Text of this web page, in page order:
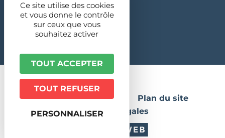
© 2026 - Ballon d'Alsace
Publications légales
Plan du site
Mentions légales
Ce site utilise des cookies
et vous donne le contrôle
sur ceux que vous
souhaitez activer
TOUT ACCEPTER
TOUT REFUSER
PERSONNALISER